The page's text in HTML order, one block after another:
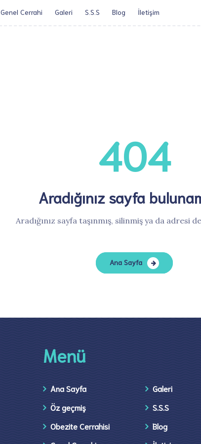
Genel Cerrahi Galeri S.S.S Blog İletişim​
404
Aradığınız sayfa
Aradığınız sayfa taşınmış, silinmiş ya da adresi
Ana Sayfa
Menü
Ana Sayfa
Öz geçmiş
Obezite Cerrahisi
Galeri
S.S.S
Blog